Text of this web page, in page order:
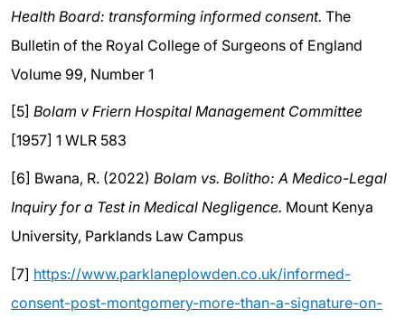
Health Board: transforming informed consent. The
Bulletin of the Royal College of Surgeons of England
Volume 99, Number 1
[5] Bolam v Friern Hospital Management Committee
[1957] 1 WLR 583
[6] Bwana, R. (2022) Bolam vs. Bolitho: A Medico-Legal
Inquiry for a Test in Medical Negligence. Mount Kenya
University, Parklands Law Campus
[7] https://www.parklaneplowden.co.uk/informed-
consent-post-montgomery-more-than-a-signature-on-